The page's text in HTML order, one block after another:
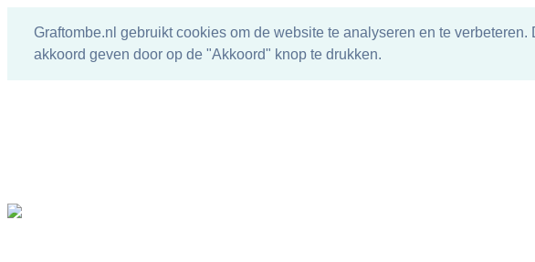
Graftombe.nl gebruikt cookies om de website te analyseren en te
akkoord geven door op de "Akkoord" knop te drukken.